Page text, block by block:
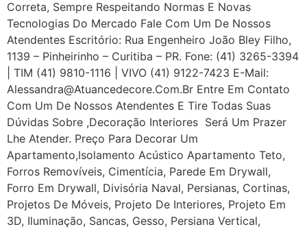
Correta, Sempre Respeitando Normas E Novas
Tecnologias Do Mercado Fale Com Um De Nossos
Atendentes Escritório: Rua Engenheiro João Bley Filho,
1139 – Pinheirinho – Curitiba – PR. Fone: (41) 3265-3394
| TIM (41) 9810-1116 | VIVO (41) 9122-7423 E-Mail:
Alessandra@atuancedecore.com.br Entre Em Contato
Com Um De Nossos Atendentes E Tire Todas Suas
Dúvidas Sobre ,Decoração Interiores Será Um Prazer
Lhe Atender. Preço Para Decorar Um
Apartamento,Isolamento Acústico Apartamento Teto,
Forros Removíveis, Cimentícia, Parede Em Drywall,
Forro Em Drywall, Divisória Naval, Persianas, Cortinas,
Projetos De Móveis, Projeto De Interiores, Projeto Em
3D, Iluminação, Sancas, Gesso, Persiana Vertical,